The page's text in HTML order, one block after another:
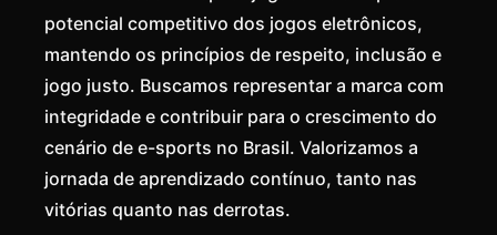
potencial competitivo dos jogos eletrônicos,
mantendo os princípios de respeito, inclusão e
jogo justo. Buscamos representar a marca com
integridade e contribuir para o crescimento do
cenário de e-sports no Brasil. Valorizamos a
jornada de aprendizado contínuo, tanto nas
vitórias quanto nas derrotas.